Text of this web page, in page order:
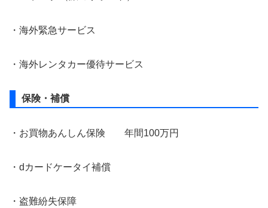
・海外緊急サービス
・海外レンタカー優待サービス
保険・補償
・お買物あんしん保険 年間100万円
・dカードケータイ補償
・盗難紛失保障